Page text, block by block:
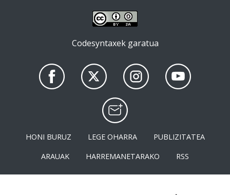
Codesyntaxek garatua
HONI BURUZ LEGE OHARRA
PUBLIZITATEA
ARAUAK
HARREMANETARAKO RSS